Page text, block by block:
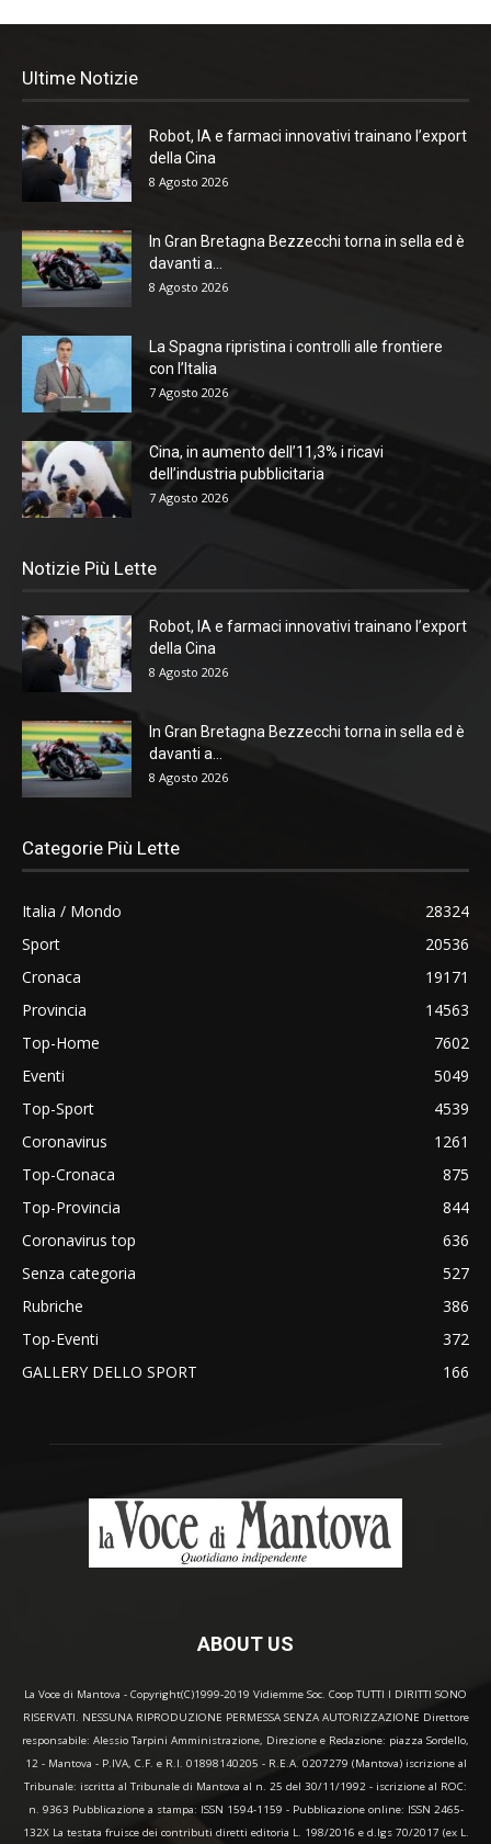
Ultime Notizie
Robot, IA e farmaci innovativi trainano l’export
della Cina
8 Agosto 2026
In Gran Bretagna Bezzecchi torna in sella ed è
davanti a...
8 Agosto 2026
La Spagna ripristina i controlli alle frontiere
con l’Italia
7 Agosto 2026
Cina, in aumento dell’11,3% i ricavi
dell’industria pubblicitaria
7 Agosto 2026
Notizie Più Lette
Robot, IA e farmaci innovativi trainano l’export
della Cina
8 Agosto 2026
In Gran Bretagna Bezzecchi torna in sella ed è
davanti a...
8 Agosto 2026
Categorie Più Lette
Italia / Mondo
28324
Sport
20536
Cronaca
19171
Provincia
14563
Top-Home
7602
Eventi
5049
Top-Sport
4539
Coronavirus
1261
Top-Cronaca
875
Top-Provincia
844
Coronavirus top
636
Senza categoria
527
Rubriche
386
Top-Eventi
372
GALLERY DELLO SPORT
166
ABOUT US
La Voce di Mantova - Copyright(C)1999-2019 Vidiemme Soc. Coop TUTTI I DIRITTI SONO
RISERVATI. NESSUNA RIPRODUZIONE PERMESSA SENZA AUTORIZZAZIONE Direttore
responsabile: Alessio Tarpini Amministrazione, Direzione e Redazione: piazza Sordello,
12 - Mantova - P.IVA, C.F. e R.I. 01898140205 - R.E.A. 0207279 (Mantova) iscrizione al
Tribunale: iscritta al Tribunale di Mantova al n. 25 del 30/11/1992 - iscrizione al ROC:
n. 9363 Pubblicazione a stampa: ISSN 1594-1159 - Pubblicazione online: ISSN 2465-
132X La testata fruisce dei contributi diretti editoria L. 198/2016 e d.lgs 70/2017 (ex L.